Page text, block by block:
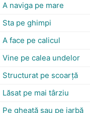
A naviga pe mare
Sta pe ghimpi
A face pe calicul
Vine pe calea undelor
Structurat pe scoarţă
Lăsat pe mai târziu
Pe gheață sau pe iarbă